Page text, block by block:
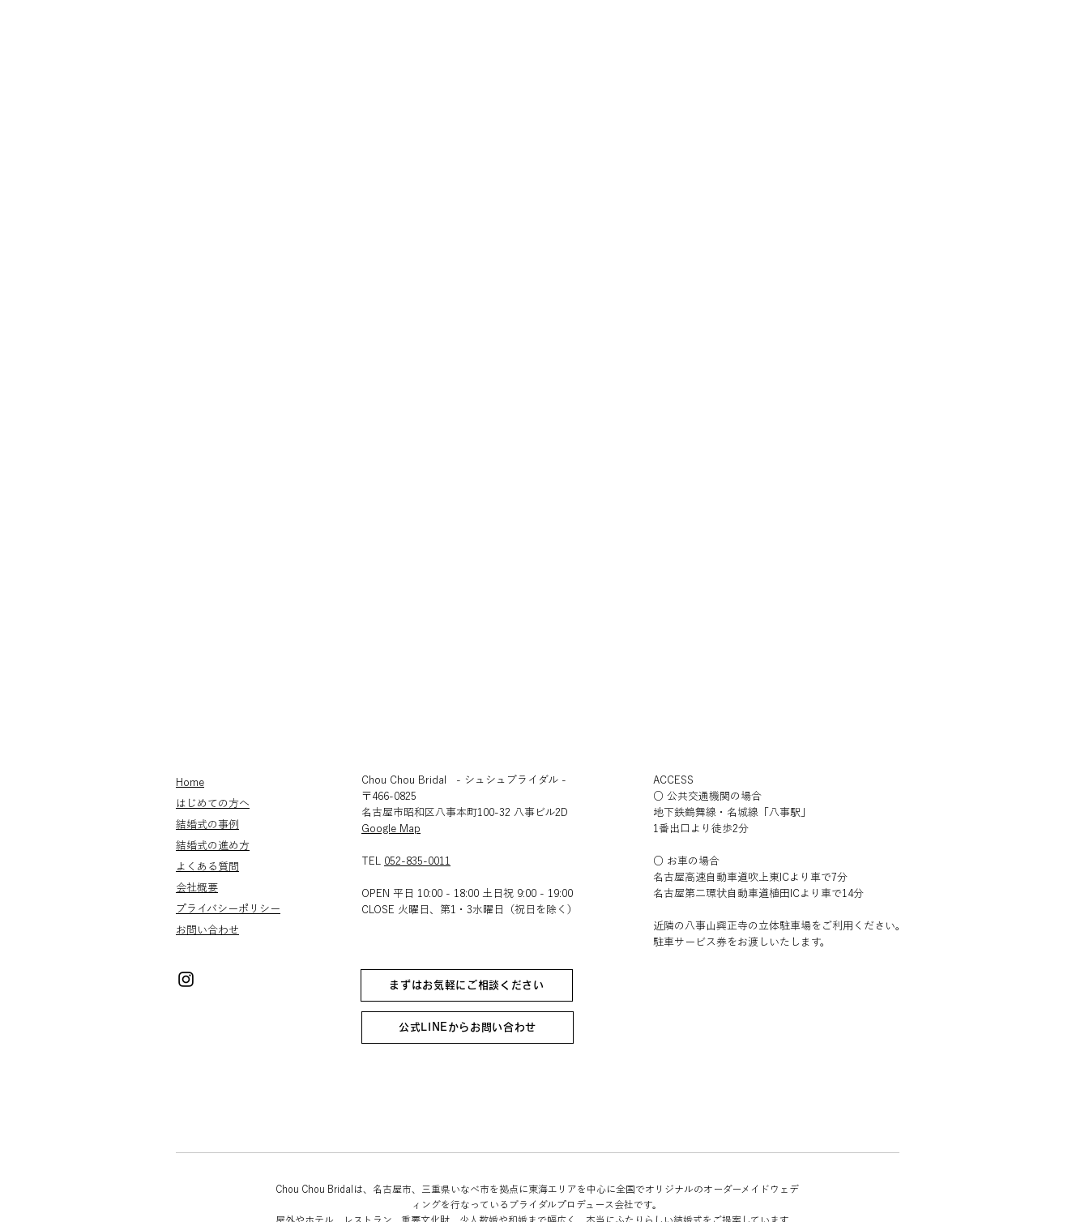
Home
はじめての方へ
結婚式の事例
結婚式の進め方
よくある質問
会社概要
プライバシー​​ポリシー
お問い合わせ
Chou Chou Bridal - シュシュブライダル -
〒466-0825
名古屋市昭和区八事本町100-32 八事ビル2D
​Google Map
TEL 052-835-0011
OPEN 平日 10:00 - 18:00 土日祝 9:00 - 19:00
CLOSE 火曜日、第1・3水曜日（祝日を除く）​​
ACCESS
○ 公共交通機関の場合
地下鉄鶴舞線・名城線「八事駅」
1番出口より徒歩2分
○ お車の場合
名古屋高速自動車道吹上東ICより車で7分
名古屋第二環状自動車道植田ICより車で14分
近隣の八事山興正寺の立体駐車場をご利用ください。
駐車サービス券をお渡しいたします。
まずはお気軽にご相談ください
公式LINEからお問い合わせ
Chou Chou Bridalは、名古屋市、三重県いなべ市を拠点に東海エリアを中心に全国でオリジナルのオーダーメイドウェデ
ィングを行なっているブライダルプロデュース会社です。
屋外やホテル、レストラン、重要文化財、少人数婚や和婚まで幅広く、本当にふたりらしい結婚式をご提案しています。